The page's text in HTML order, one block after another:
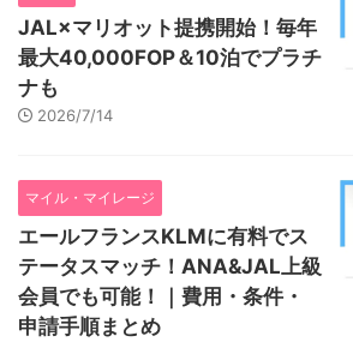
JAL×マリオット提携開始！毎年
最大40,000FOP＆10泊でプラチ
ナも
2026/7/14
マイル・マイレージ
エールフランスKLMに有料でス
テータスマッチ！ANA&JAL上級
会員でも可能！｜費用・条件・
申請手順まとめ